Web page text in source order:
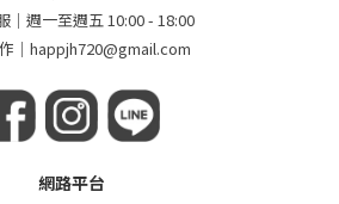
｜週一至週五 10:00 - 18:00
｜happjh720@gmail.com
網路平台